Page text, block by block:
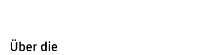
Über die